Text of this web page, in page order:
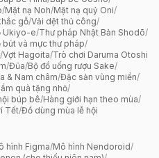
/Mặt nạ Noh/Mặt nạ quỷ Oni/
gỗ/Vải dệt thủ công/
Ukiyo-e/Thư pháp Nhật Bản Shodō/
bút và mực thư pháp/
/Vợt Hagoita/Trò chơi Daruma Otoshi
/Đũa/Bộ đồ uống rượu Sake/
& Nam châm/Đặc sản vùng miền/
quà tặng nhỏ/
búp bê/Hàng giới hạn theo mùa/
Tết/Đồ dùng mùa lễ hội
hình Figma/Mô hình Nendoroid/